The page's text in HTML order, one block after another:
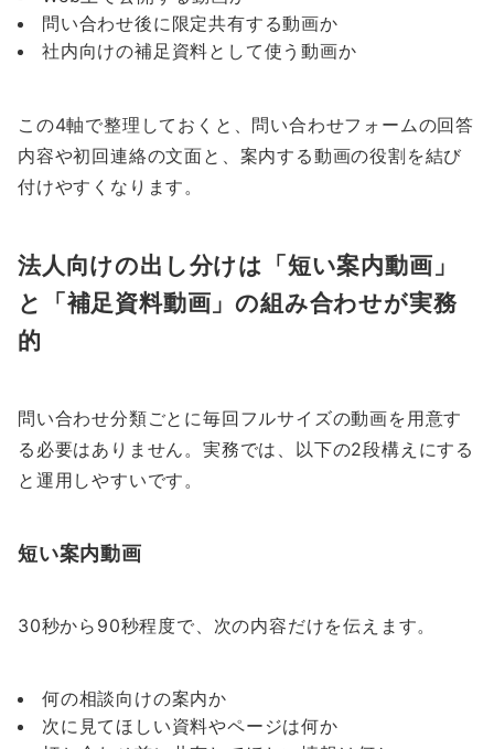
問い合わせ後に限定共有する動画か
社内向けの補足資料として使う動画か
この4軸で整理しておくと、問い合わせフォームの回答
内容や初回連絡の文面と、案内する動画の役割を結び
付けやすくなります。
法人向けの出し分けは「短い案内動画」
と「補足資料動画」の組み合わせが実務
的
問い合わせ分類ごとに毎回フルサイズの動画を用意す
る必要はありません。実務では、以下の2段構えにする
と運用しやすいです。
短い案内動画
30秒から90秒程度で、次の内容だけを伝えます。
何の相談向けの案内か
次に見てほしい資料やページは何か